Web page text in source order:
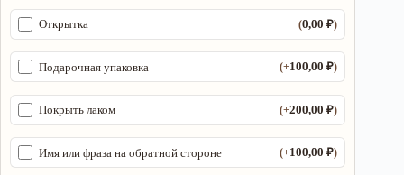
Открытка (0,00₽)
Подарочная упаковка (+100,00₽)
Покрыть лаком (+200,00₽)
Имя или фраза на обратной стороне (+100,00₽)